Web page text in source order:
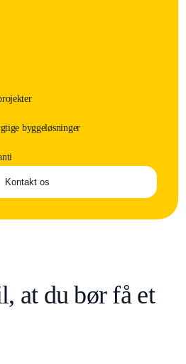
byggeløsninger
Kontakt os
at du bør få et